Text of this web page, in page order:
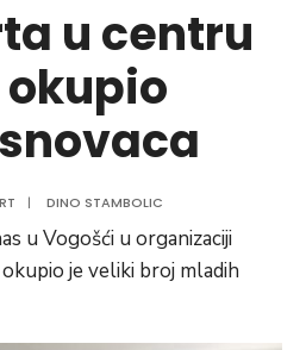
u centru
| DINO STAMBOLIC
u Vogošći u organizaciji
je veliki broj mladih